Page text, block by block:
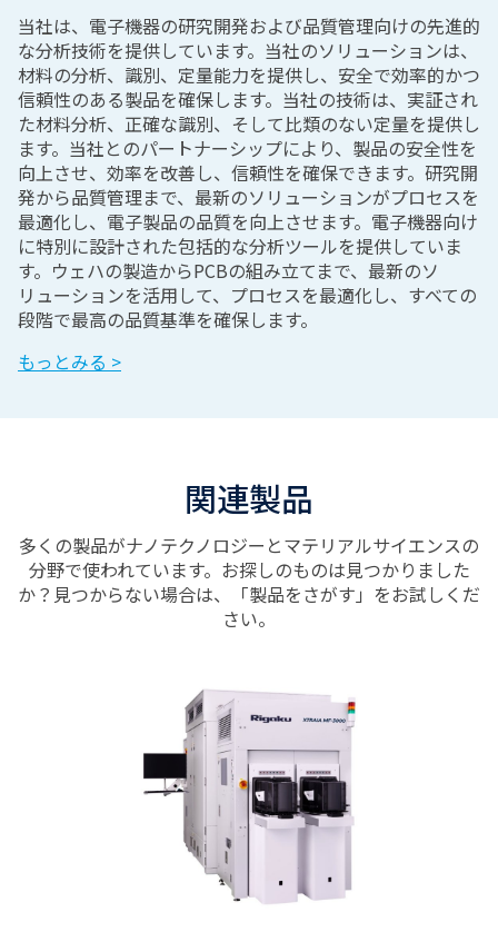
当社は、電子機器の研究開発および品質管理向けの先進的
な分析技術を提供しています。当社のソリューションは、
材料の分析、識別、定量能力を提供し、安全で効率的かつ
信頼性のある製品を確保します。当社の技術は、実証され
た材料分析、正確な識別、そして比類のない定量を提供し
ます。当社とのパートナーシップにより、製品の安全性を
向上させ、効率を改善し、信頼性を確保できます。研究開
発から品質管理まで、最新のソリューションがプロセスを
最適化し、電子製品の品質を向上させます。電子機器向け
に特別に設計された包括的な分析ツールを提供していま
す。ウェハの製造からPCBの組み立てまで、最新のソ
リューションを活用して、プロセスを最適化し、すべての
段階で最高の品質基準を確保します。
もっとみる >
関連製品
多くの製品がナノテクノロジーとマテリアルサイエンスの
分野で使われています。お探しのものは見つかりました
か？見つからない場合は、「製品をさがす」をお試しくだ
さい。